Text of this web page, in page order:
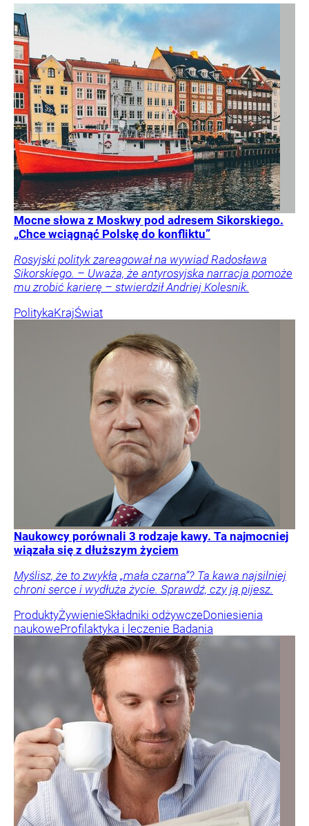
Mocne słowa z Moskwy pod adresem Sikorskiego.
„Chce wciągnąć Polskę do konfliktu”
Rosyjski polityk zareagował na wywiad Radosława
Sikorskiego. – Uważa, że antyrosyjska narracja pomoże
mu zrobić karierę – stwierdził Andriej Kolesnik.
PolitykaKrajŚwiat
Naukowcy porównali 3 rodzaje kawy. Ta najmocniej
wiązała się z dłuższym życiem
Myślisz, że to zwykła „mała czarna”? Ta kawa najsilniej
chroni serce i wydłuża życie. Sprawdź, czy ją pijesz.
ProduktyŻywienieSkładniki odżywczeDoniesienia
naukoweProfilaktyka i leczenie Badania